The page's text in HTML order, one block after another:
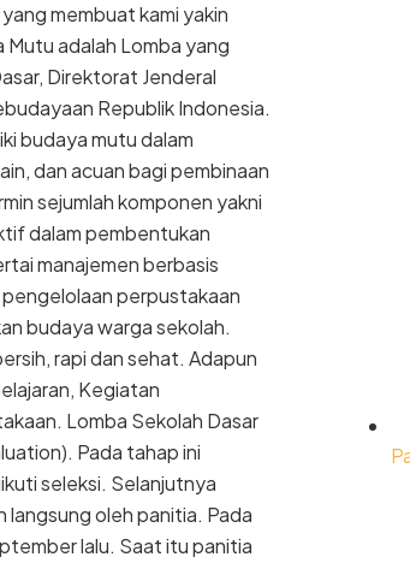
membuat kami yakin
adalah Lomba yang
Direktorat Jenderal
Republik Indonesia.
budaya mutu dalam
dan acuan bagi pembinaan
sejumlah komponen yakni
dalam pembentukan
manajemen berbasis
perpustakaan
budaya warga sekolah.
rapi dan sehat. Adapun
Kegiatan
Lomba Sekolah Dasar
Pada tahap ini
seleksi. Selanjutnya
langsung oleh panitia. Pada
lalu. Saat itu panitia